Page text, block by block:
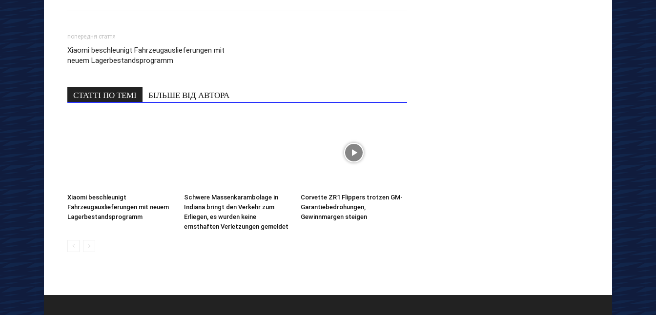
попередня стаття
Xiaomi beschleunigt Fahrzeugauslieferungen mit
neuem Lagerbestandsprogramm
СТАТТІ ПО ТЕМІ БІЛЬШЕ ВІД АВТОРА
Xiaomi beschleunigt
Fahrzeugauslieferungen mit neuem
Lagerbestandsprogramm
Schwere Massenkarambolage in
Indiana bringt den Verkehr zum
Erliegen, es wurden keine
ernsthaften Verletzungen gemeldet
Corvette ZR1 Flippers trotzen GM-
Garantiebedrohungen,
Gewinnmargen steigen